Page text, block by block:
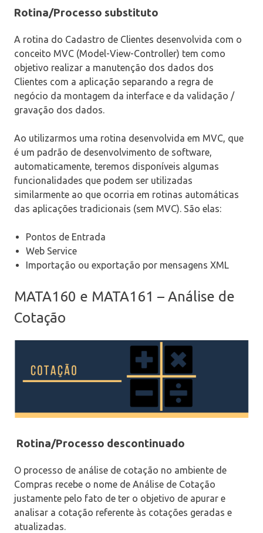
Rotina/Processo substituto
A rotina do Cadastro de Clientes desenvolvida com o
conceito MVC (Model-View-Controller) tem como
objetivo realizar a manutenção dos dados dos
Clientes com a aplicação separando a regra de
negócio da montagem da interface e da validação /
gravação dos dados.
Ao utilizarmos uma rotina desenvolvida em MVC, que
é um padrão de desenvolvimento de software,
automaticamente, teremos disponíveis algumas
funcionalidades que podem ser utilizadas
similarmente ao que ocorria em rotinas automáticas
das aplicações tradicionais (sem MVC). São elas:
Pontos de Entrada
Web Service
Importação ou exportação por mensagens XML
MATA160 e MATA161 – Análise de
Cotação
Rotina/Processo descontinuado
O processo de análise de cotação no ambiente de
Compras recebe o nome de Análise de Cotação
justamente pelo fato de ter o objetivo de apurar e
analisar a cotação referente às cotações geradas e
atualizadas.